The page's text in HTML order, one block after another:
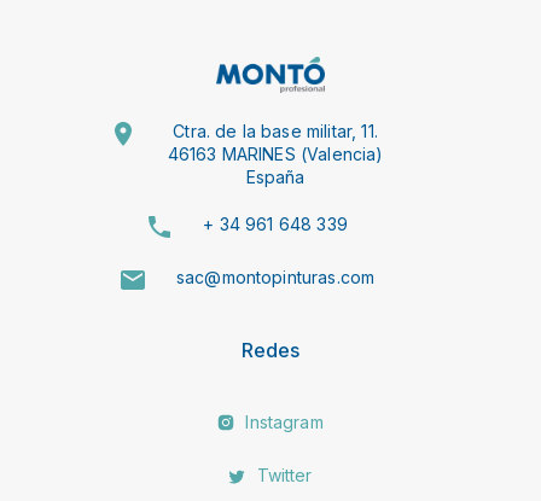
Ctra. de la base militar, 11.
46163 MARINES (Valencia)
España
+ 34 961 648 339
sac@montopinturas.com
Redes
Instagram
Twitter